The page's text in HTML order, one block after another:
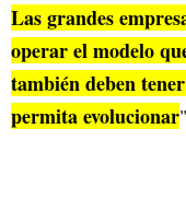
Las grandes
operar el modelo
también deben
permita evolucionar